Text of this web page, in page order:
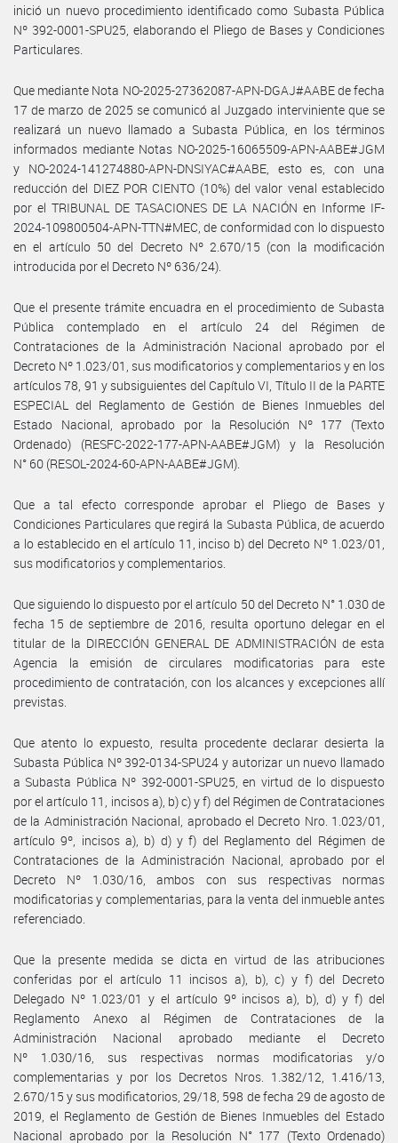
inició un nuevo procedimiento identificado como Subasta Pública
Nº 392-0001-SPU25, elaborando el Pliego de Bases y Condiciones
Particulares.
Que mediante Nota NO-2025-27362087-APN-DGAJ#AABE de fecha
17 de marzo de 2025 se comunicó al Juzgado interviniente que se
realizará un nuevo llamado a Subasta Pública, en los términos
informados mediante Notas NO-2025-16065509-APN-AABE#JGM
y NO-2024-141274880-APN-DNSIYAC#AABE, esto es, con una
reducción del DIEZ POR CIENTO (10%) del valor venal establecido
por el TRIBUNAL DE TASACIONES DE LA NACIÓN en Informe IF-
2024-109800504-APN-TTN#MEC, de conformidad con lo dispuesto
en el artículo 50 del Decreto Nº 2.670/15 (con la modificación
introducida por el Decreto Nº 636/24).
Que el presente trámite encuadra en el procedimiento de Subasta
Pública contemplado en el artículo 24 del Régimen de
Contrataciones de la Administración Nacional aprobado por el
Decreto Nº 1.023/01, sus modificatorios y complementarios y en los
artículos 78, 91 y subsiguientes del Capítulo VI, Título II de la PARTE
ESPECIAL del Reglamento de Gestión de Bienes Inmuebles del
Estado Nacional, aprobado por la Resolución Nº 177 (Texto
Ordenado) (RESFC-2022-177-APN-AABE#JGM) y la Resolución
N° 60 (RESOL-2024-60-APN-AABE#JGM).
Que a tal efecto corresponde aprobar el Pliego de Bases y
Condiciones Particulares que regirá la Subasta Pública, de acuerdo
a lo establecido en el artículo 11, inciso b) del Decreto Nº 1.023/01,
sus modificatorios y complementarios.
Que siguiendo lo dispuesto por el artículo 50 del Decreto N° 1.030 de
fecha 15 de septiembre de 2016, resulta oportuno delegar en el
titular de la DIRECCIÓN GENERAL DE ADMINISTRACIÓN de esta
Agencia la emisión de circulares modificatorias para este
procedimiento de contratación, con los alcances y excepciones allí
previstas.
Que atento lo expuesto, resulta procedente declarar desierta la
Subasta Pública Nº 392-0134-SPU24 y autorizar un nuevo llamado
a Subasta Pública Nº 392-0001-SPU25, en virtud de lo dispuesto
por el artículo 11, incisos a), b) c) y f) del Régimen de Contrataciones
de la Administración Nacional, aprobado el Decreto Nro. 1.023/01,
artículo 9º, incisos a), b) d) y f) del Reglamento del Régimen de
Contrataciones de la Administración Nacional, aprobado por el
Decreto Nº 1.030/16, ambos con sus respectivas normas
modificatorias y complementarias, para la venta del inmueble antes
referenciado.
Que la presente medida se dicta en virtud de las atribuciones
conferidas por el artículo 11 incisos a), b), c) y f) del Decreto
Delegado Nº 1.023/01 y el artículo 9º incisos a), b), d) y f) del
Reglamento Anexo al Régimen de Contrataciones de la
Administración Nacional aprobado mediante el Decreto
Nº 1.030/16, sus respectivas normas modificatorias y/o
complementarias y por los Decretos Nros. 1.382/12, 1.416/13,
2.670/15 y sus modificatorios, 29/18, 598 de fecha 29 de agosto de
2019, el Reglamento de Gestión de Bienes Inmuebles del Estado
Nacional aprobado por la Resolución N° 177 (Texto Ordenado)